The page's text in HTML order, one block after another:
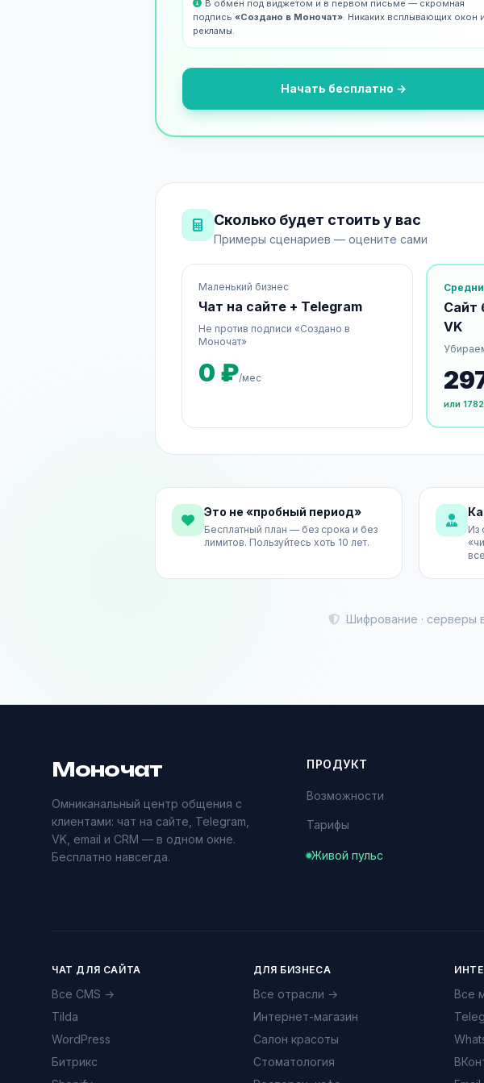
В обмен под виджетом и в первом письме — скромная
подпись «Создано в Моночат». Никаких всплывающих окон и
рекламы.
Начать бесплатно →
Сколько будет стоить у вас
Примеры сценариев — оцените сами
Маленький бизнес
Чат на сайте + Telegram
Не против подписи «Создано в
Моночат»
0 ₽/мес
Сайт
VK
или
Это не «пробный период»
Бесплатный план — без срока и без
лимитов. Пользуйтесь хоть 10 лет.
Из
Шифрование · серверы
Моночат
Омниканальный центр общения с
клиентами: чат на сайте, Telegram,
VK, email и CRM — в одном окне.
Бесплатно навсегда.
ПРОДУКТ
Возможности
Тарифы
Живой пульс
ЧАТ ДЛЯ САЙТА
Все CMS →
Tilda
WordPress
Битрикс
ДЛЯ БИЗНЕСА
Все отрасли →
Интернет-магазин
Салон красоты
Стоматология
Все